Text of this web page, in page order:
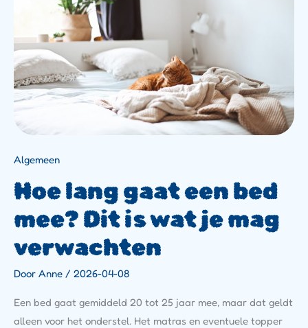
Algemeen
Hoe lang gaat een bed
mee? Dit is wat je mag
verwachten
Door Anne / 2026-04-08
Een bed gaat gemiddeld 20 tot 25 jaar mee, maar dat geldt
alleen voor het onderstel. Het matras en eventuele topper
Mee?
Is
Wat
Je
Mag
Verwachten